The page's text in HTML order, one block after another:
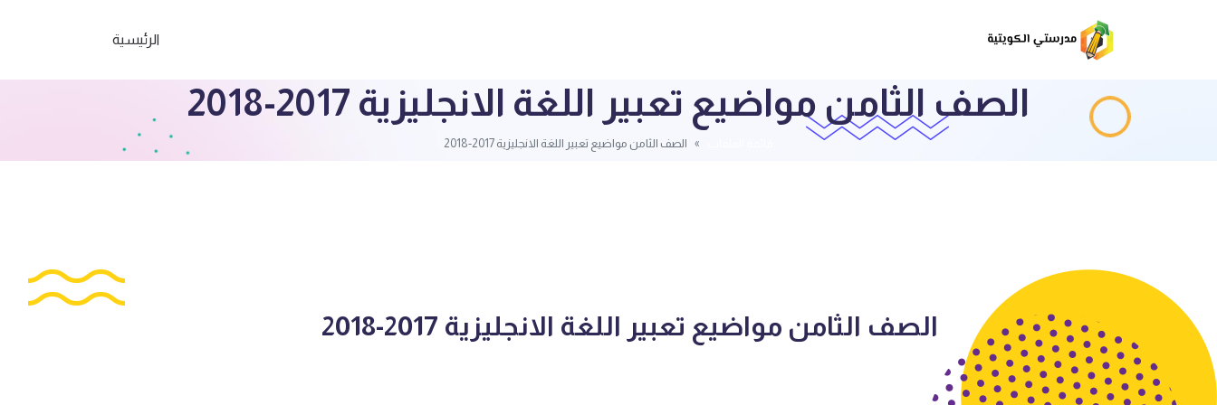
الرئيسية
الصف الثامن مواضيع تعبير اللغة الانجليزية 2017-2018
الصف الثامن مواضيع تعبير اللغة الانجليزية 2017-2018
الصف الثامن مواضيع تعبير اللغة الانجليزية 2017-2018